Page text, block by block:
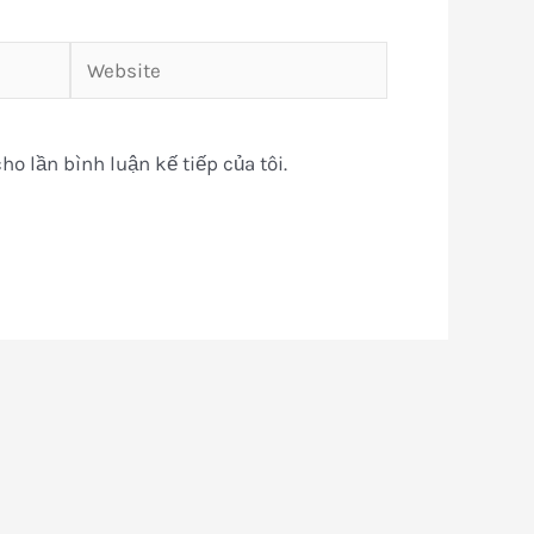
Website
lần bình luận kế tiếp của tôi.